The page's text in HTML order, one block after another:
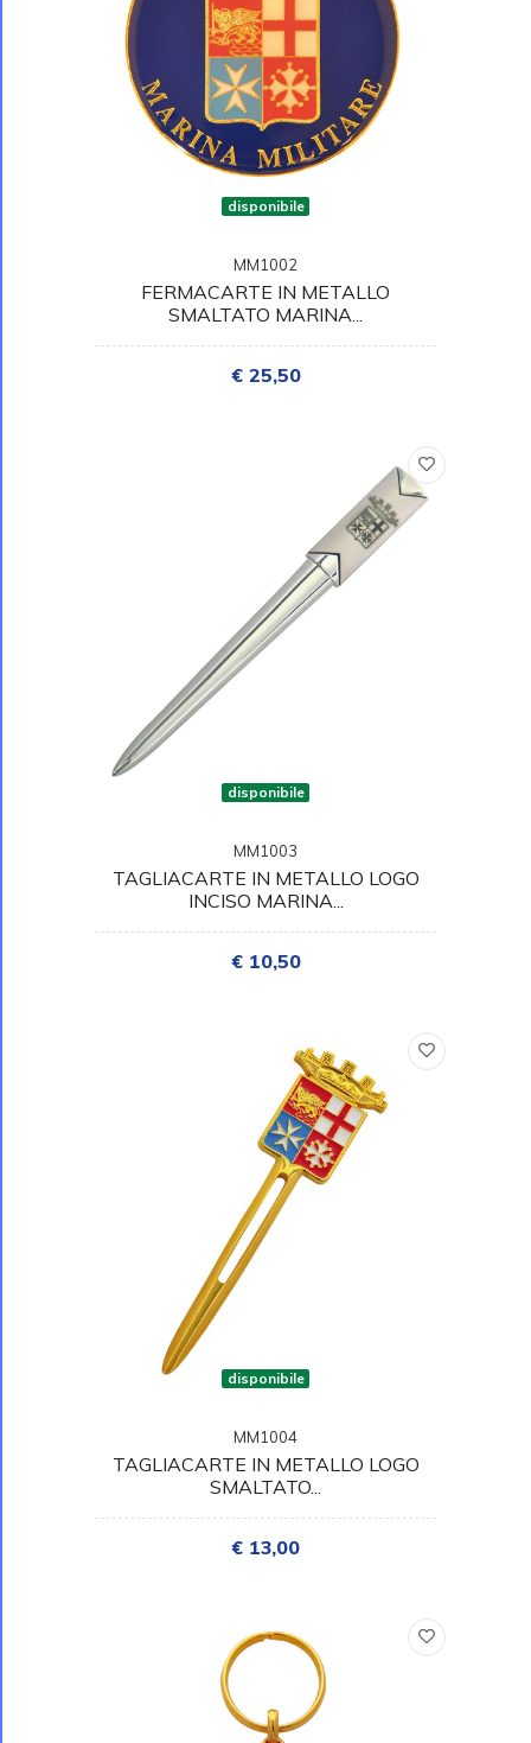
disponibile
MM1002
FERMACARTE IN METALLO
SMALTATO MARINA...
€ 25,50
disponibile
MM1003
TAGLIACARTE IN METALLO LOGO
INCISO MARINA...
€ 10,50
disponibile
MM1004
TAGLIACARTE IN METALLO LOGO
SMALTATO...
€ 13,00